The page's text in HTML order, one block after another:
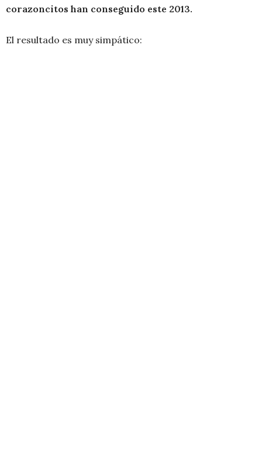
corazoncitos han conseguido este 2013.
El resultado es muy simpático: